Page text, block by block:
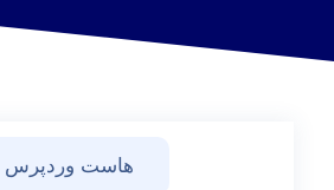
هاست وردپرس